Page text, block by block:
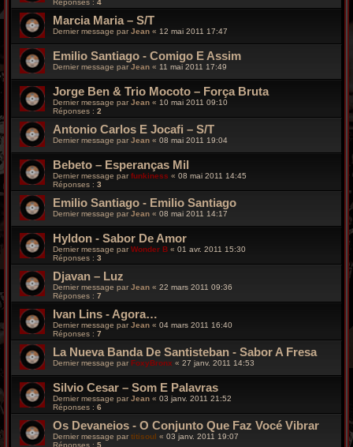
Marcia Maria – S/T
Dernier message parJean « 12 mai 2011 17:47
Emilio Santiago - Comigo E Assim
Dernier message par Jean « 11 mai 2011 17:49
Jorge Ben & Trio Mocoto – Força Bruta
Dernier message parJean « 10 mai 2011 09:10
Réponses : 2
Antonio Carlos E Jocafi – S/T
Dernier message par Jean « 08 mai 2011 19:04
Bebeto – Esperanças Mil
Dernier message parfunkiness « 08 mai 2011 14:45
Réponses : 3
Emilio Santiago - Emilio Santiago
Dernier message par Jean « 08 mai 2011 14:17
Hyldon - Sabor De Amor
Dernier message parWonder B « 01 avr. 2011 15:30
Réponses : 3
Djavan – Luz
Dernier message par Jean « 22 mars 2011 09:36
Réponses : 7
Ivan Lins - Agora…
Dernier message parJean « 04 mars 2011 16:40
Réponses : 7
La Nueva Banda De Santisteban - Sabor A Fresa
Dernier message par FoxyBronx « 27 janv. 2011 14:53
Silvio Cesar – Som E Palavras
Dernier message parJean « 03 janv. 2011 21:52
Réponses : 6
Os Devaneios - O Conjunto Que Faz Vocé Vibrar
Dernier message par titisoul « 03 janv. 2011 19:07
Réponses : 5